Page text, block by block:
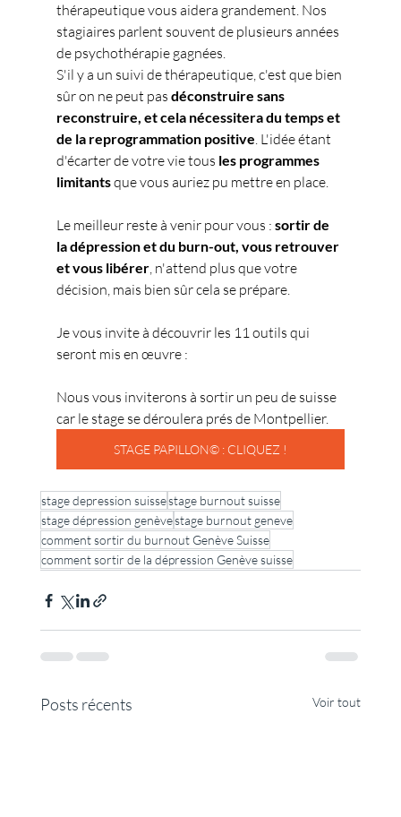
thérapeutique vous aidera grandement. Nos
stagiaires parlent souvent de plusieurs années
de psychothérapie gagnées.
S'il y a un suivi de thérapeutique, c'est que bien
sûr on ne peut pas déconstruire sans
reconstruire, et cela nécessitera du temps et
de la reprogrammation positive. L'idée étant
d'écarter de votre vie tous les programmes
limitants que vous auriez pu mettre en place.
Le meilleur reste à venir pour vous : sortir de
la dépression et du burn-out, vous retrouver
et vous libérer, n'attend plus que votre
décision, mais bien sûr cela se prépare.
Je vous invite à découvrir les 11 outils qui
seront mis en œuvre :
Nous vous inviterons à sortir un peu de suisse
car le stage se déroulera prés de Montpellier.
STAGE PAPILLON© : CLIQUEZ !
stage depression suissestage burnout suisse
stage dépression genèvestage burnout geneve
comment sortir du burnout Genève Suisse
comment sortir de la dépression Genève suisse
Posts récents Voir tout